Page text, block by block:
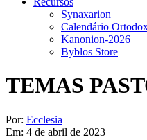
Synaxarion
Calendário
Kanonion-2026
Byblos Store
TEMAS
Por: Ecclesia
Em: 4 de abril de 2023